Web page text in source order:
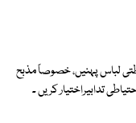
لباس پہنیں، خصوصاً مذبح
تدابیراختیار کریں ۔